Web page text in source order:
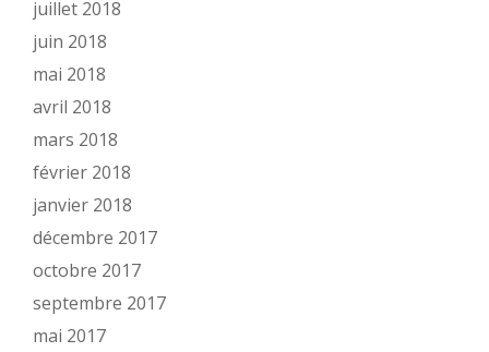
juillet 2018
juin 2018
mai 2018
avril 2018
mars 2018
février 2018
janvier 2018
décembre 2017
octobre 2017
septembre 2017
mai 2017